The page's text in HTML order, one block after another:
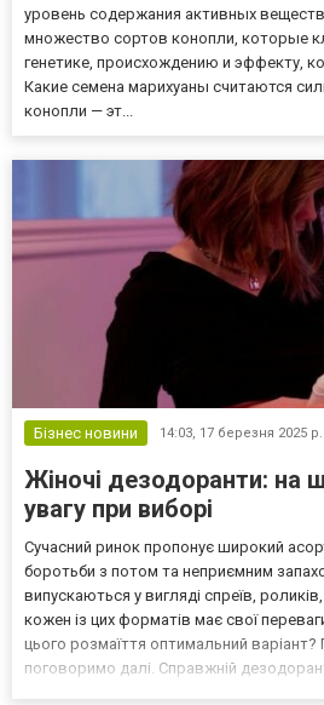
уровень содержания активных
множество сортов конопли, которые
генетике, происхождению и эффекту,
Какие семена марихуаны считаются
конопли — эт...
Бізнес новини 14:03, 17 березня 2025 р.
Жіночі дезодоранти: на
увагу при виборі
Сучасний ринок пропонує широкий
боротьби з потом та неприємним
випускаються у вигляді спреїв, роликів,
кожен із цих форматів має свої
цього розмаїття оптимальний
поговоримо далі. Справжній